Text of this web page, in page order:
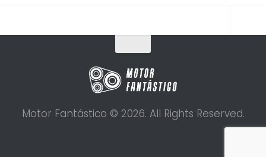
Motor Fantástico © 2026. All Rights Reserved.